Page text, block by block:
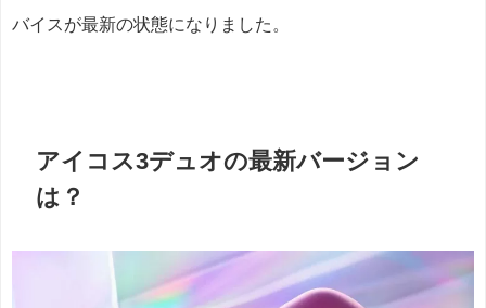
バイスが最新の状態になりました。
アイコス3デュオの最新バージョン
は？